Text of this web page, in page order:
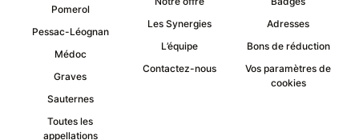
Pomerol
Pessac-Léognan
Médoc
Graves
Sauternes
Toutes les
appellations
Les Synergies
L’équipe
Contactez-nous
Adresses
Bons de réduction
Vos paramètres de
cookies